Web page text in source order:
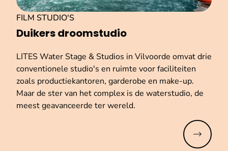
Duikers droomstudio
FILM STUDIO'S
LITES Water Stage & Studios in Vilvoorde omvat drie
conventionele studio's en ruimte voor faciliteiten
zoals productiekantoren, garderobe en make-up.
Maar de ster van het complex is de waterstudio, de
meest geavanceerde ter wereld.
Meer